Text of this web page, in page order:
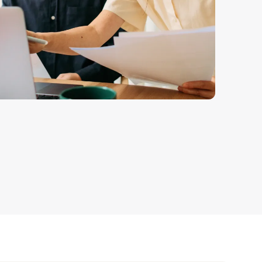
Comment vendre des écouteurs en ligne
Vendez des écouteurs à des clients du monde entier
Comment vendre des T-shirts en ligne
Développez votre marque de T-shirts